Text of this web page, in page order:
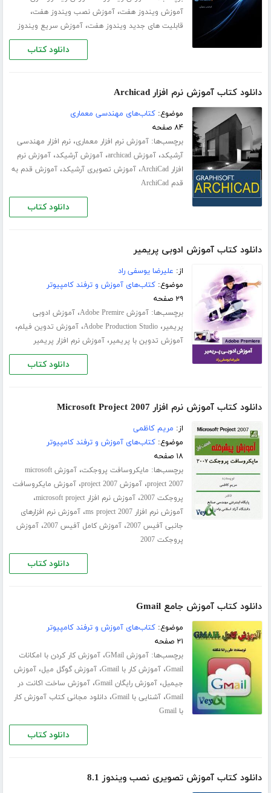
آموزش ویندوز هفت،آموزش نصب ویندوز هفت،
قابلیت های جدید ویندوز هفت،آموزش سریع ویندوز
دانلود کتاب
دانلود کتاب آموزش نرم افزار Archicad
موضوع:کتاب‌های مهندسی معماری
۸۴ صفحه
برچسب‌ها:آموزش نرم افزار معماری،نرم افزار مهندسی
آرشیکد،آموزش archicad ،آموزش آرشیکد،آموزش نرم
افزار ArchiCad
،آموزش تصویری آرشیکد،آموزش قدم به
قدم ArchiCad
دانلود کتاب
دانلود کتاب آموزش ادوبی پریمیر
از: علیرضا یوسفی راد
موضوع:کتاب‌های آموزش و ترفند کامپیوتر
۲۹ صفحه
برچسب‌ها:آموزش Adobe Premire ،آموزش ادوبی
پریمیر،Adobe Production Studio،آموزش تدوین فیلم،
آموزش تدوین با پریمیر،آموزش نرم افزار پریمیر
دانلود کتاب
دانلود کتاب آموزش نرم افزار Microsoft Project 2007
از: مریم کاظمی
موضوع:کتاب‌های آموزش و ترفند کامپیوتر
۱۸ صفحه
برچسب‌ها: مایکروسافت پروجکت،
آموزش microsoft
project 2007،آموزش project 2007 ،آموزش مایکروسافت
پروجکت 2007
،آموزش نرم افزار microsoft project ،
آموزش نرم افزار ms project 2007 ،آموزش نرم افزارهای
جانبی آفیس 2007
،آموزش کامل آفیس 2007 ،آموزش
پروجکت 2007
دانلود کتاب
دانلود کتاب آموزش جامع Gmail
موضوع:کتاب‌های آموزش و ترفند کامپیوتر
۲۱ صفحه
برچسب‌ها:آموزش GMail ،آموزش کار کردن با امکانات
Gmail،آموزش کار با Gmail ،آموزش گوگل میل،آموزش
جیمیل،آموزش رایگان Gmail ،آموزش ساخت اکانت در
Gmail،آشنایی با Gmail ،دانلود مجانی کتاب آموزش کار
با Gmail
دانلود کتاب
دانلود کتاب آموزش تصویری نصب ویندوز 8.1